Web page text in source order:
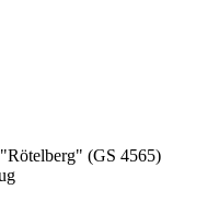
(GS 4565)